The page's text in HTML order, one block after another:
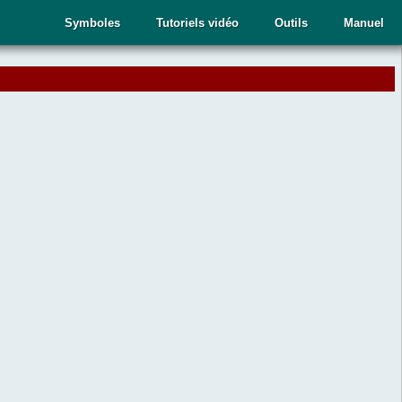
Manuel
Outils
Tutoriels vidéo
Symboles